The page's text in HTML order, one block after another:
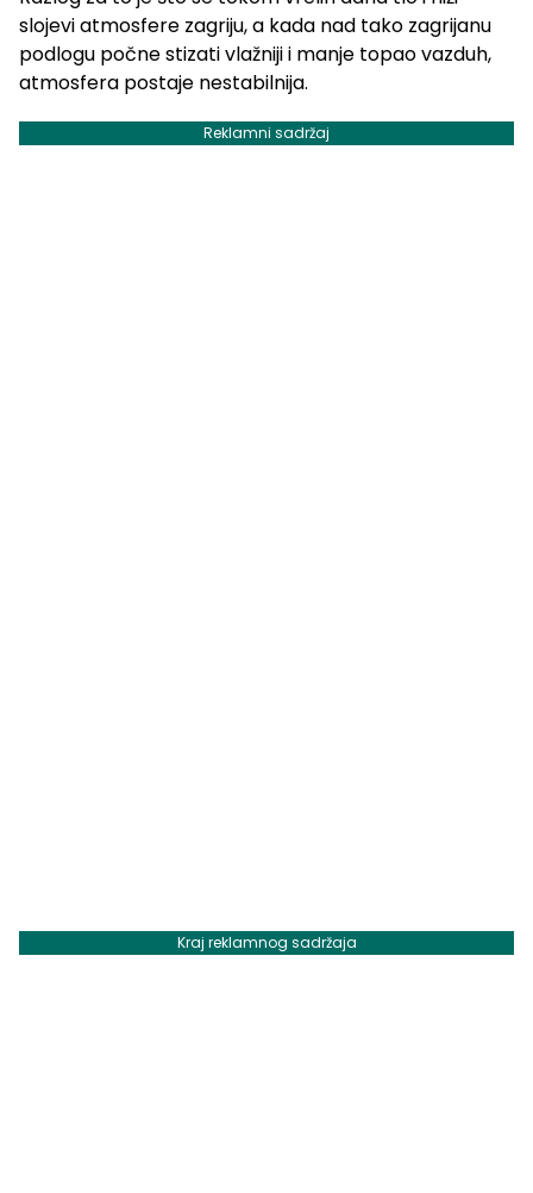
slojevi atmosfere zagriju, a kada nad tako zagrijanu
podlogu počne stizati vlažniji i manje topao vazduh,
atmosfera postaje nestabilnija.
Reklamni sadržaj
Kraj reklamnog sadržaja